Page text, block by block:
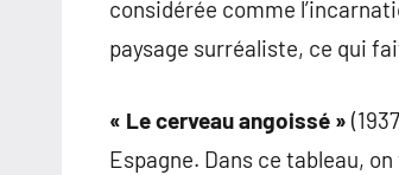
considérée comme
paysage surréaliste, ce qui
« Le cerveau angoissé »
Espagne. Dans ce tableau,